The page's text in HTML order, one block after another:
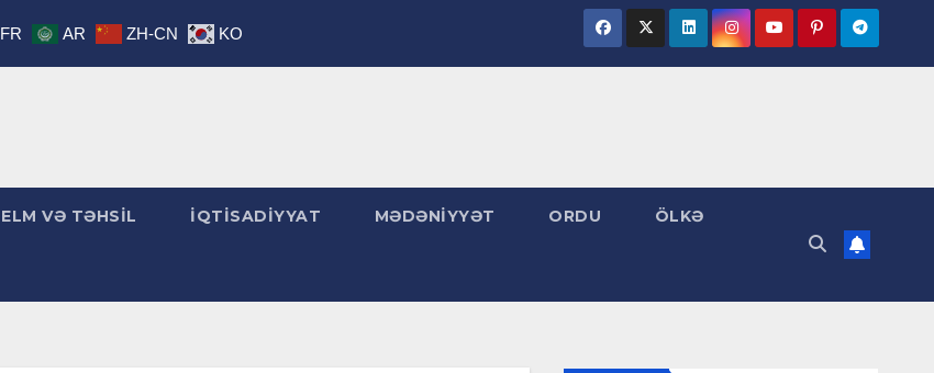
ELM VƏ TƏHSİL İQTİSADİYYAT MƏDƏNİYYƏT ORDU ÖLKƏ
FR AR ZH-CN KO